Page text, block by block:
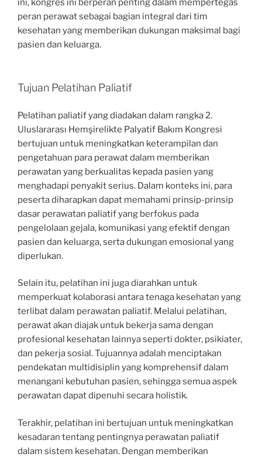
ini, kongres ini berperan penting dalam mempertegas
peran perawat sebagai bagian integral dari tim
kesehatan yang memberikan dukungan maksimal bagi
pasien dan keluarga.
Tujuan Pelatihan Paliatif
Pelatihan paliatif yang diadakan dalam rangka 2.
Uluslararası Hemşirelikte Palyatif Bakım Kongresi
bertujuan untuk meningkatkan keterampilan dan
pengetahuan para perawat dalam memberikan
perawatan yang berkualitas kepada pasien yang
menghadapi penyakit serius. Dalam konteks ini, para
peserta diharapkan dapat memahami prinsip-prinsip
dasar perawatan paliatif yang berfokus pada
pengelolaan gejala, komunikasi yang efektif dengan
pasien dan keluarga, serta dukungan emosional yang
diperlukan.
Selain itu, pelatihan ini juga diarahkan untuk
memperkuat kolaborasi antara tenaga kesehatan yang
terlibat dalam perawatan paliatif. Melalui pelatihan,
perawat akan diajak untuk bekerja sama dengan
profesional kesehatan lainnya seperti dokter, psikiater,
dan pekerja sosial. Tujuannya adalah menciptakan
pendekatan multidisiplin yang komprehensif dalam
menangani kebutuhan pasien, sehingga semua aspek
perawatan dapat dipenuhi secara holistik.
Terakhir, pelatihan ini bertujuan untuk meningkatkan
kesadaran tentang pentingnya perawatan paliatif
dalam sistem kesehatan. Dengan memberikan